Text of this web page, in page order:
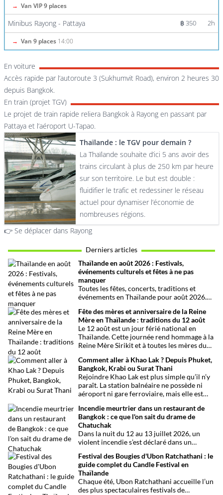
→ Van VIP 9 places
Minibus Rayong - Pattaya ฿ 350 2h
→ Van 9 places 14:00
En voiture
Accès rapide par l’autoroute 3 (Sukhumvit Road), environ 2 heures 30
depuis Bangkok.
En train (projet TGV)
Le projet de train rapide reliera Bangkok à Rayong en passant par
Pattaya et l’aéroport U-Tapao.
Thaïlande : le TGV pour demain ?
La Thaïlande souhaite d’ici 5 ans avoir des
trains circulant à plus de 250 km par heure
sur son territoire. Le but est double :
fluidifier le trafic et redessiner le réseau
actuel pour dynamiser l’économie de
nombreuses régions.
👉 Se déplacer dans Rayong
Derniers articles
Thaïlande en août 2026 : Festivals,
événements culturels et fêtes à ne pas
manquer
Toutes les fêtes, concerts, traditions et
événements en Thaïlande pour août 2026.
organiser son voyage.
Fête des mères et anniversaire de la Reine
Mère en Thaïlande : traditions du 12 août
Le 12 août est un jour férié national en
Thaïlande. Cette journée rend hommage à la
Reine Mère Sirikit et à toutes les mères du
traditions bouddhistes et festivités
populaires dans tout le royaume.
Comment aller à Khao Lak ? Depuis Phuket,
Bangkok, Krabi ou Surat Thani
Rejoindre Khao Lak est plus simple qu’il n’y
paraît. La station balnéaire ne possède ni
aéroport ni gare ferroviaire, mais elle est
international de Phuket, situé à un peu plus
d’une heure de route. Que vous arriviez de
Bangkok, Phuket, Krabi, Surat Thani ou de
Khao Sok, voici toutes les solutions pour
organiser votre trajet dans les meilleures
conditions.
Incendie meurtrier dans un restaurant de
Bangkok : ce que l'on sait du drame de
Chatuchak
Dans la nuit du 12 au 13 juillet 2026, un
violent incendie s’est déclaré dans un
de Chatuchak, à Bangkok. Le bilan
provisoire est particulièrement lourd avec
au moins 27 morts et plusieurs dizaines de
blessés.
Festival des Bougies d'Ubon Ratchathani : le
guide complet du Candle Festival en
Thaïlande
Chaque été, Ubon Ratchathani accueille l’un
des plus spectaculaires festivals de